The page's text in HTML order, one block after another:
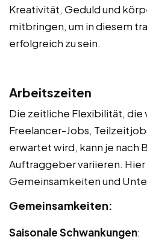
Kreativität, Geduld und
mitbringen, um in diesem
erfolgreich zu sein.
Arbeitszeiten
Die zeitliche Flexibilität, die
Freelancer-Jobs,
erwartet wird, kann je nach
Auftraggeber variieren. Hier
Gemeinsamkeiten und
Gemeinsamkeiten:
Saisonale Schwankungen: